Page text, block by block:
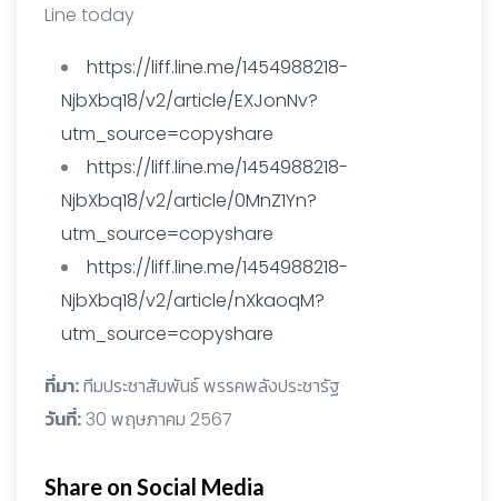
Line today
https://liff.line.me/1454988218-
NjbXbq18/v2/article/EXJonNv?
utm_source=copyshare
https://liff.line.me/1454988218-
NjbXbq18/v2/article/0MnZ1Yn?
utm_source=copyshare
https://liff.line.me/1454988218-
NjbXbq18/v2/article/nXkaoqM?
utm_source=copyshare
ที่มา:ทีมประชาสัมพันธ์ พรรคพลังประชารัฐ
วันที่:30 พฤษภาคม 2567
Share on Social Media